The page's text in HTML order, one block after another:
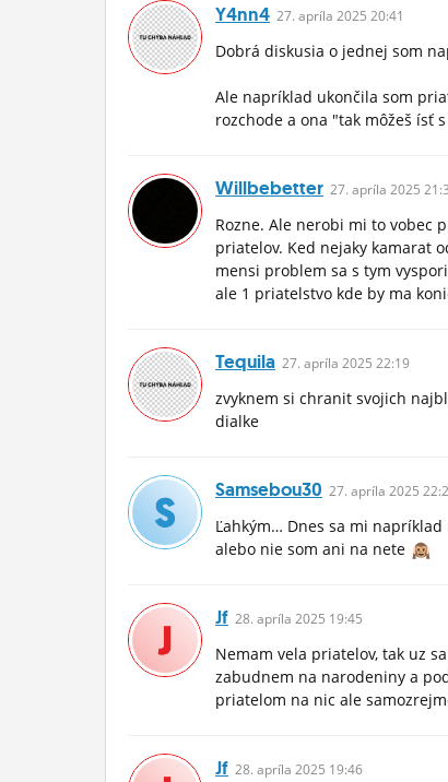
Y4nn4 27. apríla 2025 20:41
Dobrá diskusia o jednej som
Ale napríklad ukončila som
rozchode a ona "tak môžeš ísť
Willbebetter 27. apríla 2025
Rozne. Ale nerobi mi to vobec
priatelov. Ked nejaky kamarat
mensi problem sa s tym
ale 1 priatelstvo kde by ma
Tequila 27. apríla 2025 22:19
zvyknem si chranit svojich
dialke
Samsebou30 27. apríla 2025
Ľahkým… Dnes sa mi
alebo nie som ani na nete
Jf 28. apríla 2025 19:45
Nemam vela priatelov, tak uz
zabudnem na narodeniny a
priatelom na nic ale
Jf 28. apríla 2025 19:46